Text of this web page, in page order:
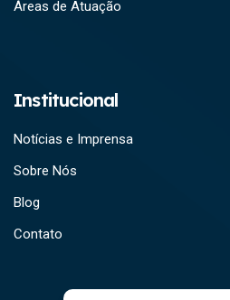
Áreas de Atuação
Institucional
Notícias e Imprensa
Sobre Nós
Blog
Contato